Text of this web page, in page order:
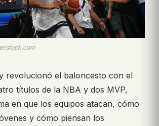
revolucionó el baloncesto con el
títulos de la NBA y dos MVP,
en que los equipos atacan, cómo
y cómo piensan los